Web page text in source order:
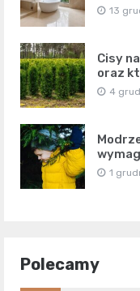
13
Cisy
oraz
4
1
Polecamy